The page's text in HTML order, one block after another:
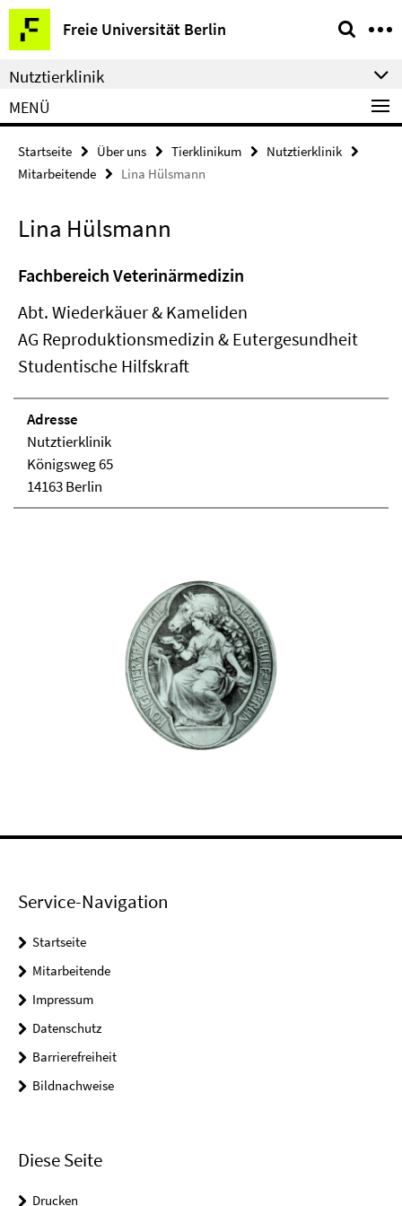
Springe
direkt
zu
Inhalt
Freie Universität Berlin
Service-
Navigation
Nutztierklinik
MENÜ
Startseite Über uns Tierklinikum
Nutztierklinik
Mitarbeitende
Lina Hülsmann
Lina Hülsmann
Fachbereich Veterinärmedizin
Abt. Wiederkäuer & Kameliden
AG Reproduktionsmedizin & Eutergesundheit
Studentische Hilfskraft
Adresse
Nutztierklinik
Königsweg 65
14163 Berlin
Service-Navigation
Startseite
Mitarbeitende
Impressum
Datenschutz
Barrierefreiheit
Bildnachweise
Diese Seite
Drucken